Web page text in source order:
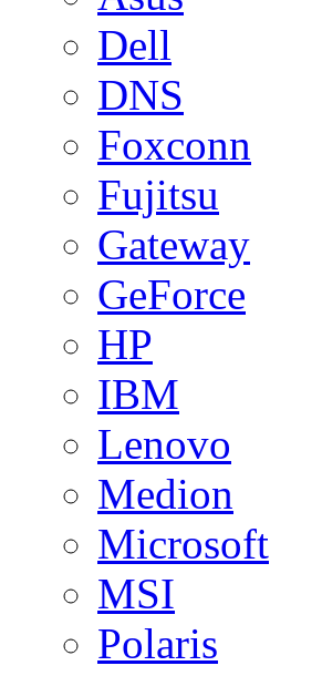
Dell
DNS
Foxconn
Fujitsu
Gateway
GeForce
HP
IBM
Lenovo
Medion
Microsoft
MSI
Polaris